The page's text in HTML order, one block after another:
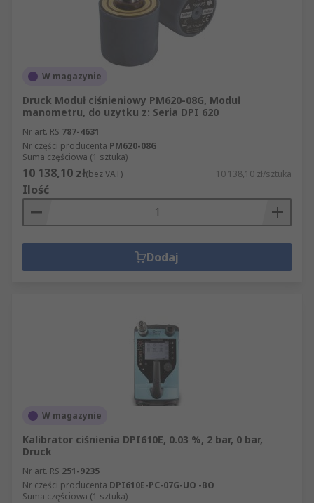
W magazynie
Druck Moduł ciśnieniowy PM620-08G, Moduł
manometru, do uzytku z: Seria DPI 620
Nr art. RS 787-4631
Nr części producenta PM620-08G
Suma częściowa (1 sztuka)
10 138,10 zł(bez VAT) 10 138,10 zł/sztuka
Ilość
Dodaj
W magazynie
Kalibrator ciśnienia DPI610E, 0.03 %, 2 bar, 0 bar,
Druck
Nr art. RS 251-9235
Nr części producenta DPI610E-PC-07G-UO -BO
Suma częściowa (1 sztuka)